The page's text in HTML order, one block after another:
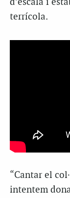
d’escala i
terrícola.
“Cantar el
intentem